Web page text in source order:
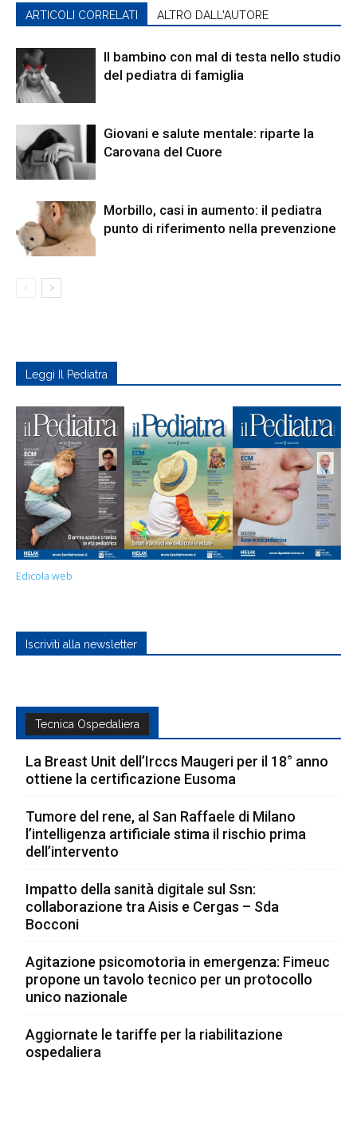
ARTICOLI CORRELATI ALTRO DALL'AUTORE
Il bambino con mal di testa nello studio
del pediatra di famiglia
Giovani e salute mentale: riparte la
Carovana del Cuore
Morbillo, casi in aumento: il pediatra
punto di riferimento nella prevenzione
Leggi Il Pediatra
Edicola web
Iscriviti alla newsletter
Tecnica Ospedaliera
La Breast Unit dell’Irccs Maugeri per il 18° anno
ottiene la certificazione Eusoma
Tumore del rene, al San Raffaele di Milano
l’intelligenza artificiale stima il rischio prima
dell’intervento
Impatto della sanità digitale sul Ssn:
collaborazione tra Aisis e Cergas – Sda
Bocconi
Agitazione psicomotoria in emergenza: Fimeuc
propone un tavolo tecnico per un protocollo
unico nazionale
Aggiornate le tariffe per la riabilitazione
ospedaliera